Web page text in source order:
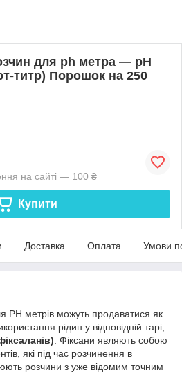
для ph метра — pH
титр) Порошок на 250
на сайті — 100 ₴
Купити
Доставка Оплата Умови
PH метрів можуть продаватися як
рідин у відповідній тарі,
. Фіксани являють собою
які під час розчинення в
розчини з уже відомим точним